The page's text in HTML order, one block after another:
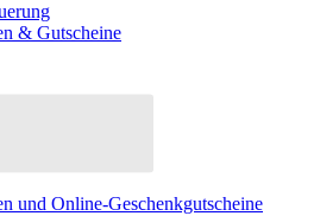
& Gutscheine
und Online-Geschenkgutscheine